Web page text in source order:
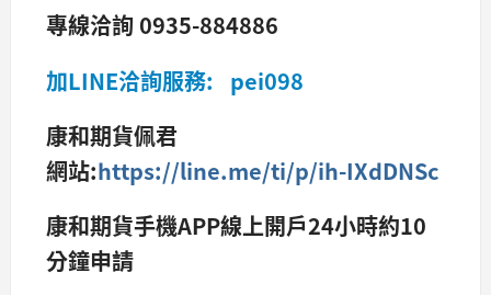
專線洽詢 0935-884886
加LINE洽詢服務: pei098
康和期貨佩君
網站:https://line.me/ti/p/ih-IXdDNSc
康和期貨手機APP線上開戶24小時約10
分鐘申請